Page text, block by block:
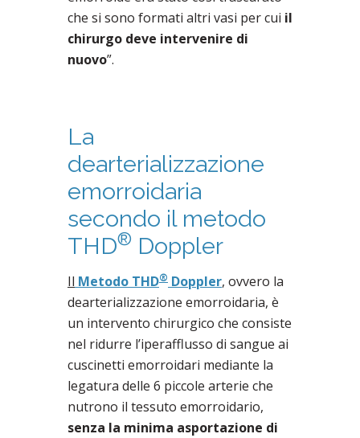
che si sono formati altri vasi per cui il
chirurgo deve intervenire di
nuovo”.
La
dearterializzazione
emorroidaria
secondo il metodo
THD® Doppler
Il Metodo THD® Doppler, ovvero la
dearterializzazione emorroidaria, è
un intervento chirurgico che consiste
nel ridurre l’iperafflusso di sangue ai
cuscinetti emorroidari mediante la
legatura delle 6 piccole arterie che
nutrono il tessuto emorroidario,
senza la minima asportazione di